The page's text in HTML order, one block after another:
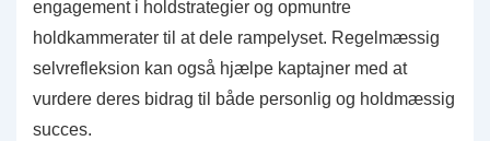
engagement i holdstrategier og opmuntre
holdkammerater til at dele rampelyset. Regelmæssig
selvrefleksion kan også hjælpe kaptajner med at
vurdere deres bidrag til både personlig og holdmæssig
succes.